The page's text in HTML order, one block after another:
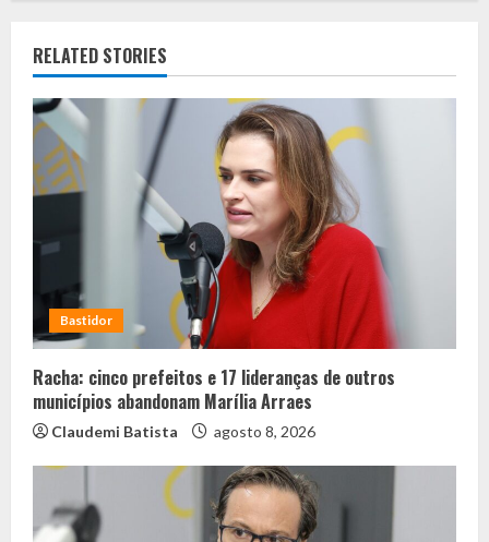
RELATED STORIES
Bastidor
Racha: cinco prefeitos e 17 lideranças de outros
municípios abandonam Marília Arraes
Claudemi Batista agosto 8, 2026